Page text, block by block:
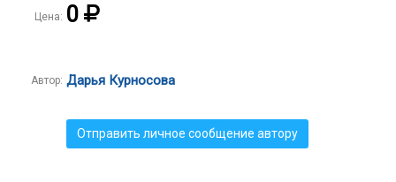
Цена: 0
Автор: Дарья Курносова
Отправить личное сообщение автору